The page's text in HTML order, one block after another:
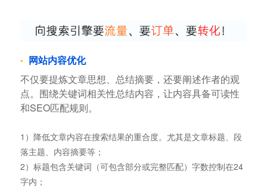
网站内容优化
不仅要提炼文章思想、总结摘要，还要阐述作者的观
点。围绕关键词相关性总结内容，让内容具备可读性
和SEO匹配规则。
1）降低文章内容在搜索结果的重合度。尤其是文章标题、段
落主题、内容摘要等；
2）标题包含关键词（可包含部分或完整匹配）字数控制在24
字内；